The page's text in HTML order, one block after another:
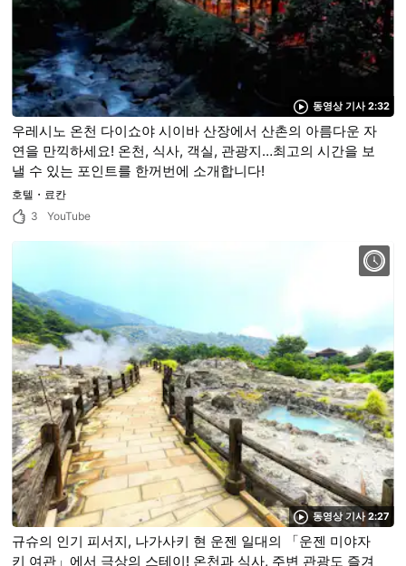
동영상 기사 2:32
우레시노 온천 다이쇼야 시이바 산장에서 산촌의 아름다운 자
연을 만끽하세요! 온천, 식사, 객실, 관광지…최고의 시간을 보
낼 수 있는 포인트를 한꺼번에 소개합니다!
호텔・료칸
3
YouTube
동영상 기사 2:27
규슈의 인기 피서지, 나가사키 현 운젠 일대의 「운젠 미야자
키 여관」에서 극상의 스테이! 온천과 식사, 주변 관광도 즐겨